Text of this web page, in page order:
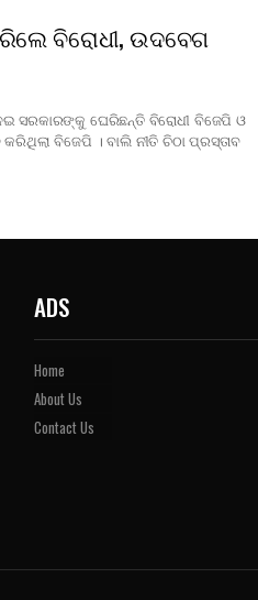
ବିରୋଧୀ, ଉଦବେଗ
ସରକାରଙ୍କୁ ଘେରିଛନ୍ତି ବିରୋଧୀ ବିଜେପି ଓ
ବିଜେପି । ବାଲି ନୀତି ଚିଠା ପ୍ରସ୍ତାବ
ADS
Home
About Us
Contact Us